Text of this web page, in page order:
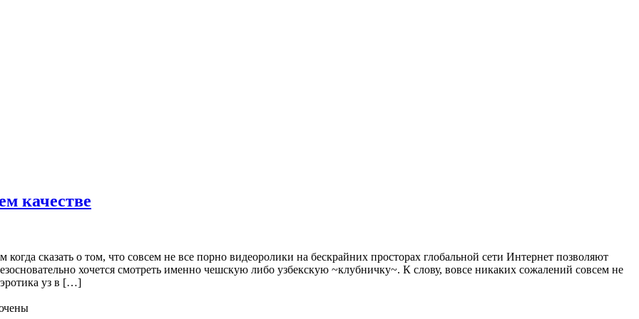
качестве
сказать о том, что совсем не все порно видеоролики на бескрайних просторах глобальной сети Интернет позволяют
хочется смотреть именно чешскую либо узбекскую ~клубничку~. К слову, вовсе никаких сожалений совсем не
эротика уз в […]